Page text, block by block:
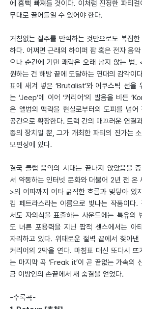
에 흠뻑 빠져들 것이다. 이처럼 진정한 파티걸
무대로 끌어들일 수 있어야 한다.
거침없는 질주를 만끽하는 것만으로도 복잡
하다. 어쩌면 근래의 하이퍼 팝 혹은 전자 음
으나 순간에 기댄 쾌락은 오래 남지 않는 법
원하는 건 해방 끝에 도달하는 연대의 감각이
표에 새겨 넣은 ‘Brutalist’와 어쿠스틱 선율
는 ‘Jeep’에 이어 ‘커리어’의 발음을 비튼
은 앨범의 맥락을 현실로부터의 도피를 넘어
공간으로 확장한다. 트랙 간의 매끄러운 연결
종의 장치일 뿐, 그가 개최한 파티의 진가는
보편성에 있다.
결국 클럽 음악의 시대는 끝나지 않았음을
서 약동하는 인터넷 문화와 더불어 2년 전 온
>의 여파까지 여타 굵직한 흐름과 맞닿아
킴 페트라스라는 이름으로 빛나는 작품이다.
서도 자의식을 표출하는 사운드에는 특유의
도 너른 포용력을 지닌 팝적 센스에서는 아
자리하고 있다. 위태로운 절벽 끝에서 찾아낸
커리어의 2막을 연다. 마침표 대신 또다시 뜨
는 마지막 곡 ‘Freak it’이 곧 끝없는 가속의
금 이방인의 손끝에서 새 숨결을 얻었다.
-수록곡-